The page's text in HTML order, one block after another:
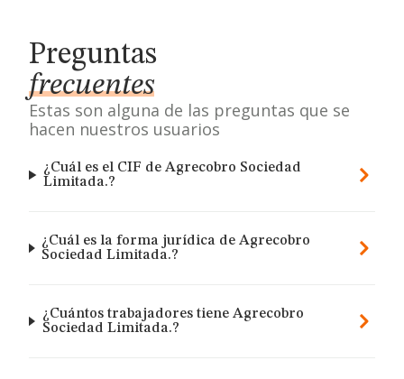
Preguntas
frecuentes
Estas son alguna de las preguntas que se
hacen nuestros usuarios
¿Cuál es el CIF de Agrecobro Sociedad
Limitada.?
¿Cuál es la forma jurídica de Agrecobro
Sociedad Limitada.?
¿Cuántos trabajadores tiene Agrecobro
Sociedad Limitada.?